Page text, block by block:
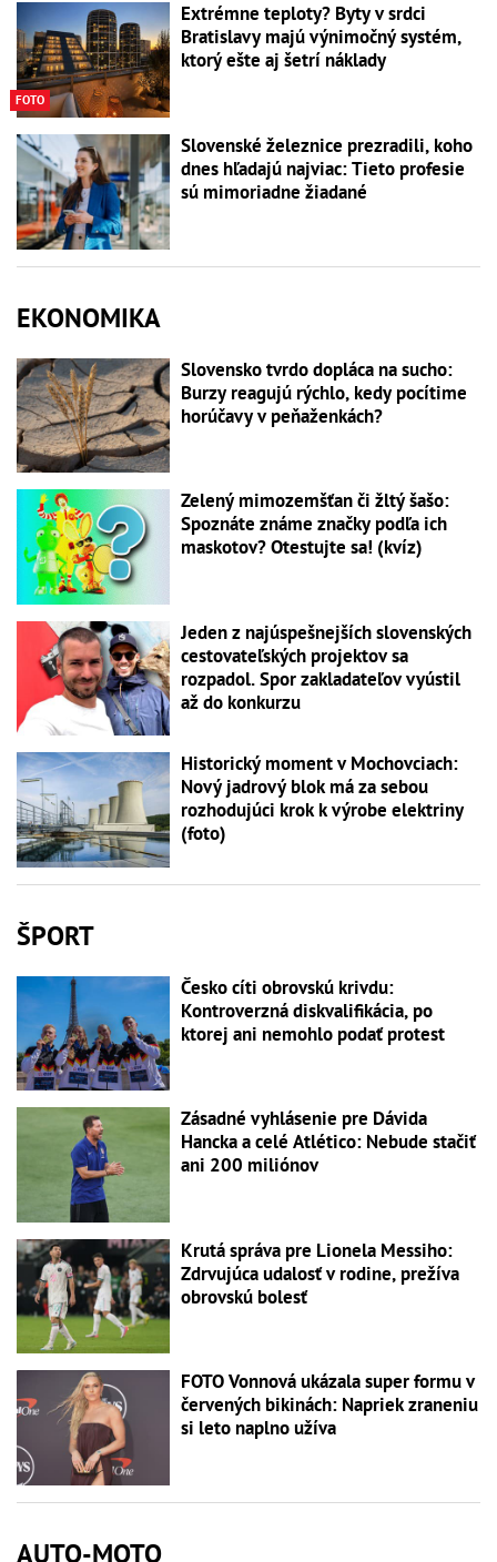
FOTO
Extrémne teploty? Byty v srdci
Bratislavy majú výnimočný systém,
ktorý ešte aj šetrí náklady
Slovenské železnice prezradili, koho
dnes hľadajú najviac: Tieto profesie
sú mimoriadne žiadané
EKONOMIKA
Slovensko tvrdo dopláca na sucho:
Burzy reagujú rýchlo, kedy pocítime
horúčavy v peňaženkách?
Zelený mimozemšťan či žltý šašo:
Spoznáte známe značky podľa ich
maskotov? Otestujte sa! (kvíz)
Jeden z najúspešnejších slovenských
cestovateľských projektov sa
rozpadol. Spor zakladateľov vyústil
až do konkurzu
Historický moment v Mochovciach:
Nový jadrový blok má za sebou
rozhodujúci krok k výrobe elektriny
(foto)
ŠPORT
Česko cíti obrovskú krivdu:
Kontroverzná diskvalifikácia, po
ktorej ani nemohlo podať protest
Zásadné vyhlásenie pre Dávida
Hancka a celé Atlético: Nebude stačiť
ani 200 miliónov
Krutá správa pre Lionela Messiho:
Zdrvujúca udalosť v rodine, prežíva
obrovskú bolesť
FOTO Vonnová ukázala super formu v
červených bikinách: Napriek zraneniu
si leto naplno užíva
AUTO-MOTO